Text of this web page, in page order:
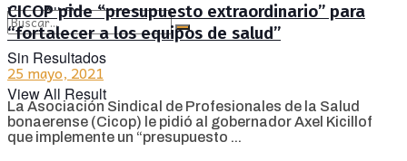
View All Result
Sin Resultados
View All Result
CICOP pide “presupuesto extraordinario” para
“fortalecer a los equipos de salud”
25 mayo, 2021
La Asociación Sindical de Profesionales de la Salud
bonaerense (Cicop) le pidió al gobernador Axel Kicillof
que implemente un “presupuesto ...